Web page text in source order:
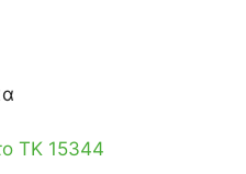
ΤΚ 15344